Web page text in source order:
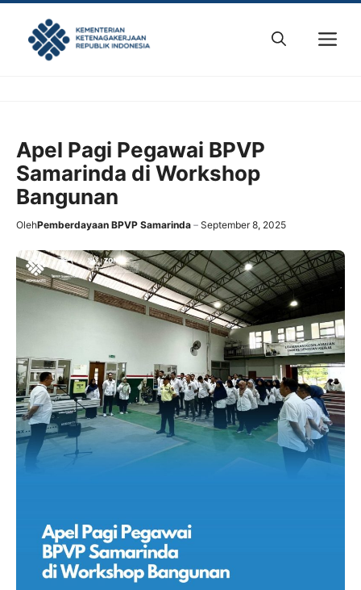
content
Apel Pagi Pegawai BPVP
Samarinda di Workshop
Bangunan
OlehPemberdayaan BPVP Samarinda September 8, 2025